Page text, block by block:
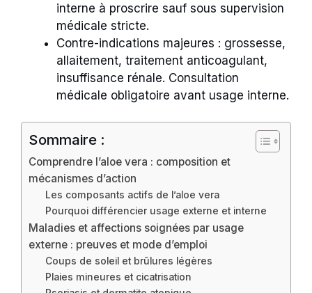
interne à proscrire sauf sous supervision
médicale stricte.
Contre-indications majeures : grossesse,
allaitement, traitement anticoagulant,
insuffisance rénale. Consultation
médicale obligatoire avant usage interne.
Sommaire :
Comprendre l’aloe vera : composition et
mécanismes d’action
Les composants actifs de l’aloe vera
Pourquoi différencier usage externe et interne
Maladies et affections soignées par usage
externe : preuves et mode d’emploi
Coups de soleil et brûlures légères
Plaies mineures et cicatrisation